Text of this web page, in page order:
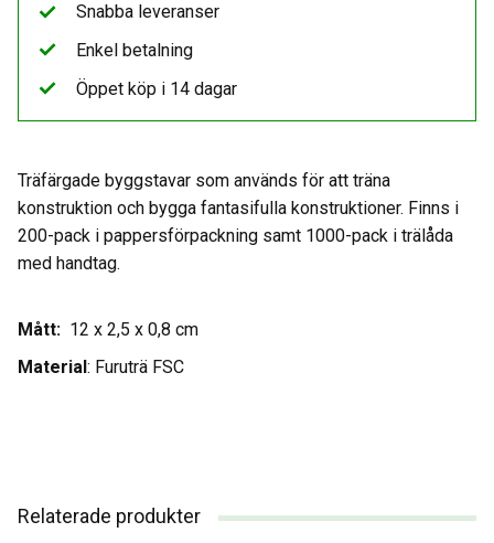
Träfärgade byggstavar som används för att träna
konstruktion och bygga fantasifulla konstruktioner. Finns i
200-pack i pappersförpackning samt 1000-pack i trälåda
med handtag.
Mått: 12 x 2,5 x 0,8 cm
Material : Furuträ FSC
Snabba leveranser
Enkel betalning
Öppet köp i 14 dagar
Relaterade produkter